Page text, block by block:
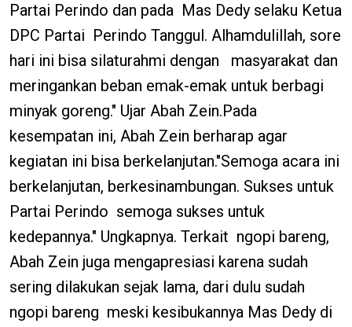
Partai Perindo dan pada Mas Dedy selaku Ketua
DPC Partai Perindo Tanggul. Alhamdulillah, sore
hari ini bisa silaturahmi dengan masyarakat dan
meringankan beban emak-emak untuk berbagi
minyak goreng." Ujar Abah Zein.Pada
kesempatan ini, Abah Zein berharap agar
kegiatan ini bisa berkelanjutan."Semoga acara ini
berkelanjutan, berkesinambungan. Sukses untuk
Partai Perindo semoga sukses untuk
kedepannya." Ungkapnya. Terkait ngopi bareng,
Abah Zein juga mengapresiasi karena sudah
sering dilakukan sejak lama, dari dulu sudah
ngopi bareng meski kesibukannya Mas Dedy di